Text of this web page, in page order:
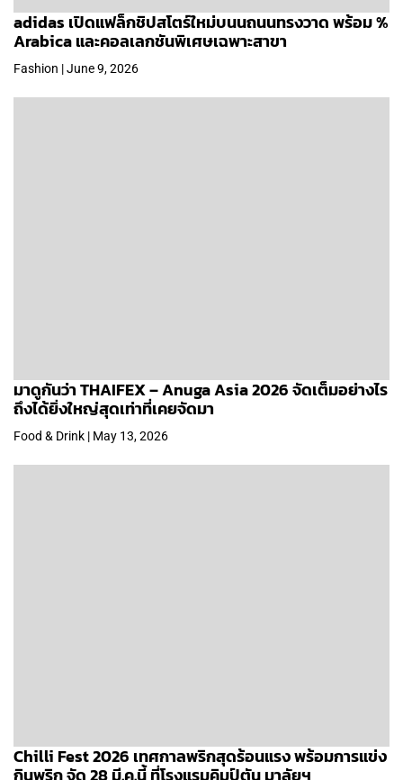
adidas เปิดแฟล็กชิปสโตร์ใหม่บนนถนนทรงวาด พร้อม %
Arabica และคอลเลกชันพิเศษเฉพาะสาขา
Fashion | June 9, 2026
มาดูกันว่า THAIFEX – Anuga Asia 2026 จัดเต็มอย่างไร
ถึงได้ยิ่งใหญ่สุดเท่าที่เคยจัดมา
Food & Drink | May 13, 2026
Chilli Fest 2026 เทศกาลพริกสุดร้อนแรง พร้อมการแข่ง